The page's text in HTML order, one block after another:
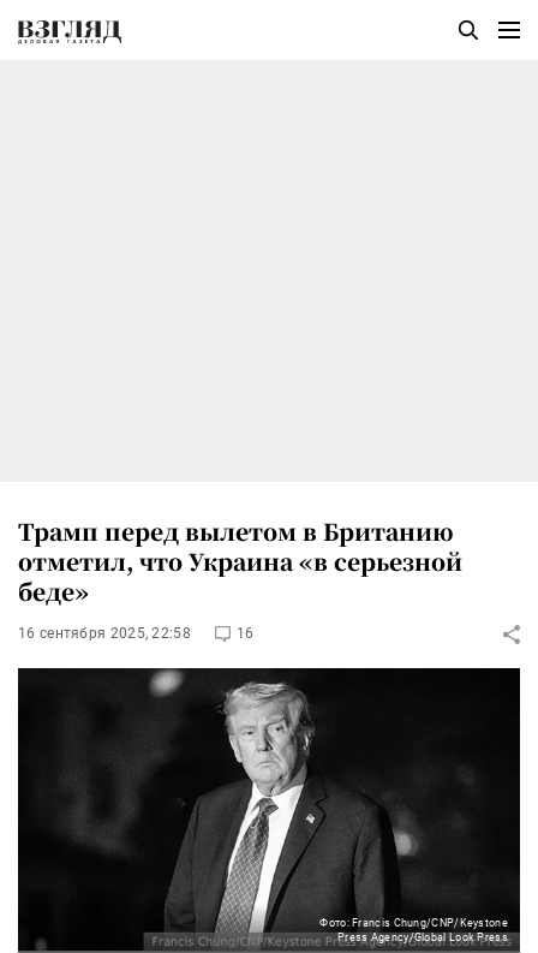
Трамп перед вылетом в Британию
отметил, что Украина «в серьезной
беде»
16 сентября 2025, 22:58 16
Фото: Francis Chung/CNP/Keystone
Press Agency/Global Look Press